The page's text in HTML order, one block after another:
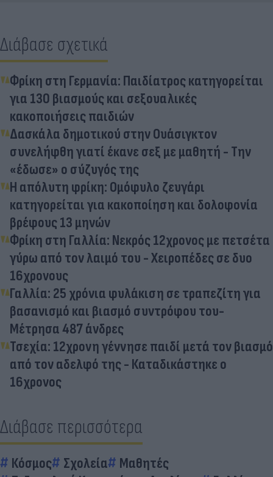
Διάβασε σχετικά
Φρίκη στη Γερμανία: Παιδίατρος κατηγορείται
για 130 βιασμούς και σεξουαλικές
κακοποιήσεις παιδιών
Δασκάλα δημοτικού στην Ουάσιγκτον
συνελήφθη γιατί έκανε σεξ με μαθητή - Την
«έδωσε» ο σύζυγός της
Η απόλυτη φρίκη: Ομόφυλο ζευγάρι
κατηγορείται για κακοποίηση και δολοφονία
βρέφους 13 μηνών
Φρίκη στη Γαλλία: Νεκρός 12χρονος με πετσέτα
γύρω από τον λαιμό του - Χειροπέδες σε δυο
16χρονους
Γαλλία: 25 χρόνια φυλάκιση σε τραπεζίτη για
βασανισμό και βιασμό συντρόφου του-
Μέτρησα 487 άνδρες
Τσεχία: 12χρονη γέννησε παιδί μετά τον βιασμό
από τον αδελφό της - Καταδικάστηκε ο
16χρονος
Διάβασε περισσότερα
Κόσμος Σχολεία
Μαθητές